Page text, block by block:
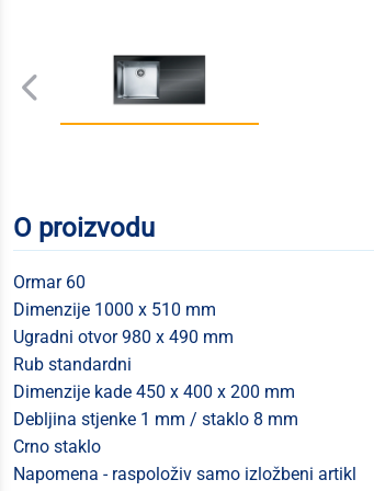
O proizvodu
Ormar 60
Dimenzije 1000 x 510 mm
Ugradni otvor 980 x 490 mm
Rub standardni
Dimenzije kade 450 x 400 x 200 mm
Debljina stjenke 1 mm / staklo 8 mm
Crno staklo
Napomena - raspoloživ samo izložbeni artikl